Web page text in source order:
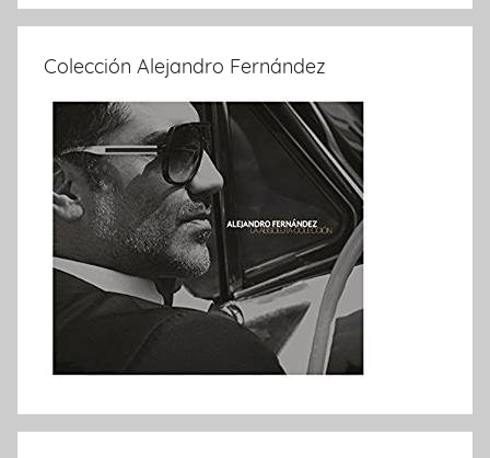
Colección Alejandro Fernández